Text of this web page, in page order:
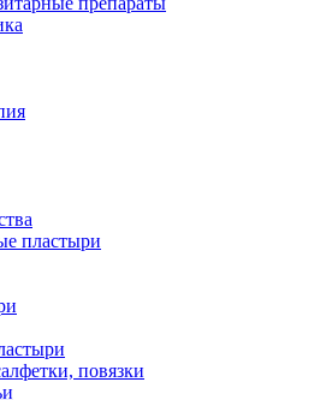
пластыри
повязки